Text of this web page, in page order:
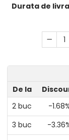
Durata de
De la
2 buc -
3 buc -